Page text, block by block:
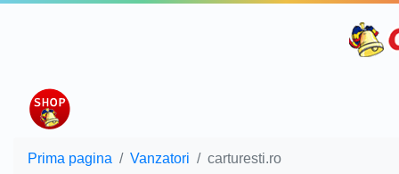
Prima pagina Vanzatori carturesti.ro